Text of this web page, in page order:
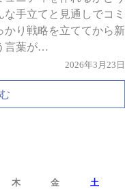
手立てと見通しでコミ
かり戦略を立ててから新
言葉が…
2026年3月23日
木 金
土